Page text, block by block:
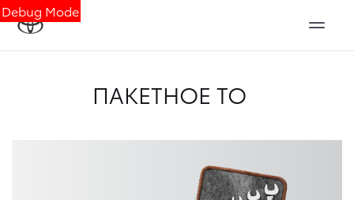
Debug Mode
ПАКЕТНОЕ ТО